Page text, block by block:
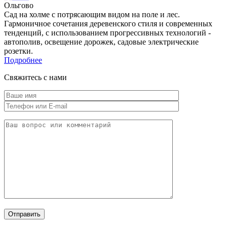
Ольгово
Сад на холме с потрясающим видом на поле и лес.
Гармоничное сочетания деревенского стиля и современных
тенденций, с использованием прогрессивных технологий -
автополив, освещение дорожек, садовые электрические
розетки.
Подробнее
Свяжитесь с нами